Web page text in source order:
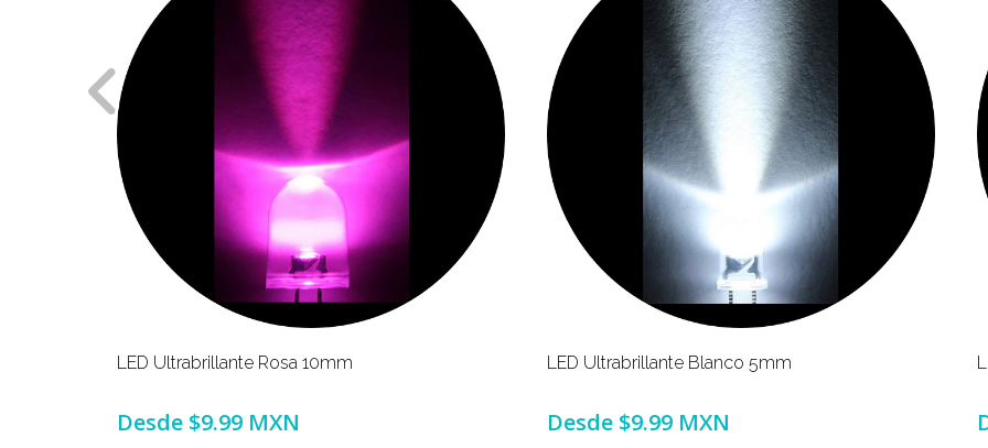
LED Ultrabrillante Rosa 10mm
Desde $9.99 MXN
LED Ultrabrillante Blanco 5mm
Desde $9.99 MXN